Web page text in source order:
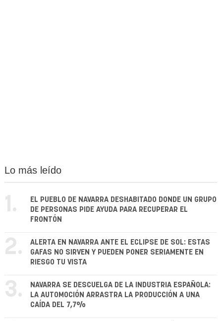
Lo más leído
1.
EL PUEBLO DE NAVARRA DESHABITADO DONDE UN GRUPO
DE PERSONAS PIDE AYUDA PARA RECUPERAR EL
FRONTÓN
2.
ALERTA EN NAVARRA ANTE EL ECLIPSE DE SOL: ESTAS
GAFAS NO SIRVEN Y PUEDEN PONER SERIAMENTE EN
RIESGO TU VISTA
3.
NAVARRA SE DESCUELGA DE LA INDUSTRIA ESPAÑOLA:
LA AUTOMOCIÓN ARRASTRA LA PRODUCCIÓN A UNA
CAÍDA DEL 7,7%